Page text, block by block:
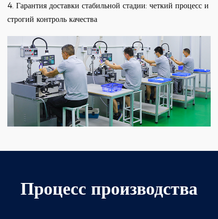
4. Гарантия доставки стабильной стадии: четкий процесс и
строгий контроль качества
Процесс производства